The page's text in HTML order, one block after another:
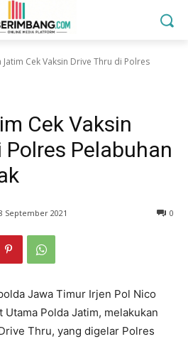
Jatim Cek Vaksin Drive Thru di Polres
Cek Vaksin
Polres Pelabuhan
September 2021 0
Jawa Timur Irjen Pol Nico
Utama Polda Jatim, melakukan
Thru, yang digelar Polres